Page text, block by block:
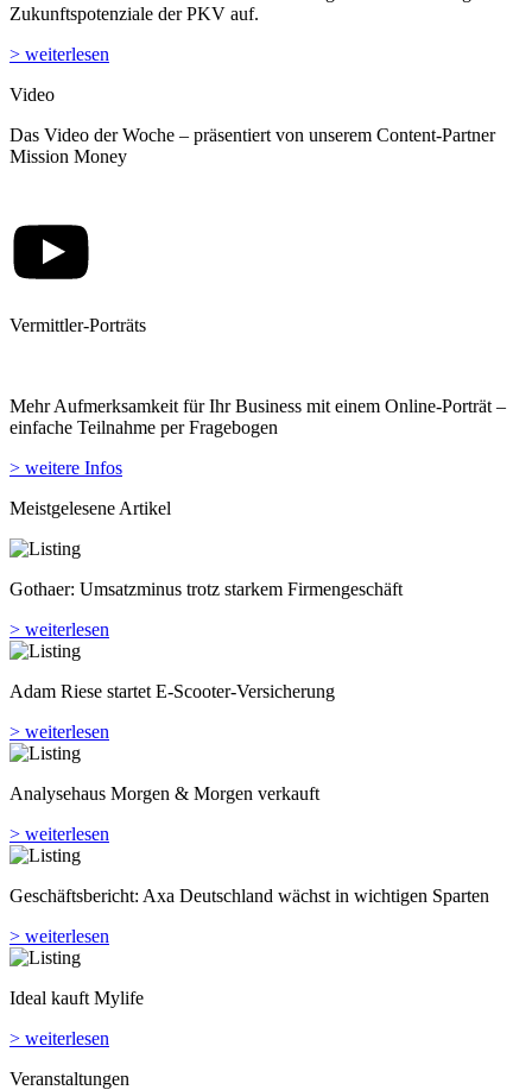
Zukunftspotenziale der PKV auf.
> weiterlesen
Video
Das Video der Woche – präsentiert von unserem Content-Partner
Mission Money
Vermittler-Porträts
Mehr Aufmerksamkeit für Ihr Business mit einem Online-Porträt –
einfache Teilnahme per Fragebogen
> weitere Infos
Meistgelesene Artikel
Gothaer: Umsatzminus trotz starkem Firmengeschäft
> weiterlesen
Adam Riese startet E-Scooter-Versicherung
> weiterlesen
Analyse­haus Morgen & Morgen verkauft
> weiterlesen
Geschäftsbericht: Axa Deutschland wächst in wichtigen Sparten
> weiterlesen
Ideal kauft Mylife
> weiterlesen
Veranstaltungen